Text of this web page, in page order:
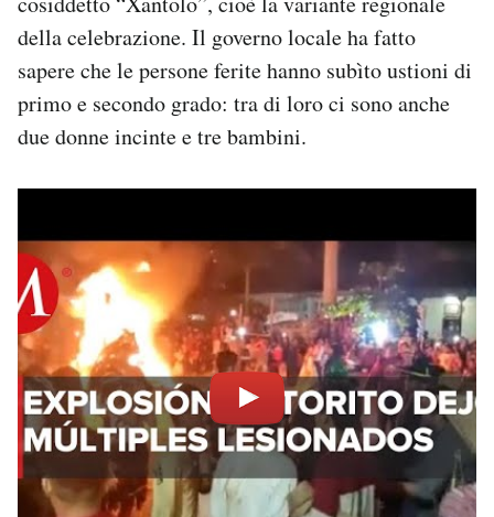
Hai bisogno di aiuto?
Esci
della celebrazione. Il governo locale ha fatto
sapere che le persone ferite hanno subìto ustioni di
primo e secondo grado: tra di loro ci sono anche
due donne incinte e tre bambini.